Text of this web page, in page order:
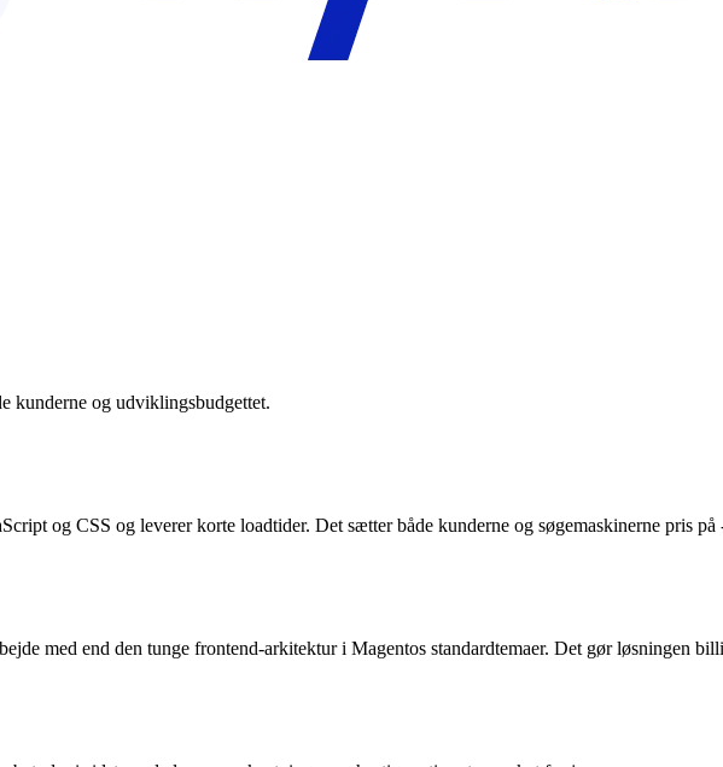
kunderne og udviklingsbudgettet.
og CSS og leverer korte loadtider. Det sætter både kunderne og søgemaskinerne pris
med end den tunge frontend-arkitektur i Magentos standardtemaer. Det gør løsningen